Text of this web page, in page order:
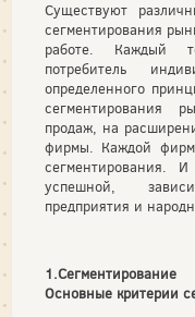
Существуют
сегментирования
работе. Каждый
потребитель
определенного
сегментирования
продаж, на
фирмы. Каждой
сегментирования.
успешной,
предприятия и
Основные критерии